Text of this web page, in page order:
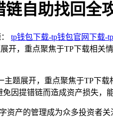
自助找回全
tp钱包下载-tp钱包官网下载-
开，重点聚焦于TP下载相
主题展开，重点聚焦于TP下
因提错链而造成资产损失，
资产的管理成为众多投资者